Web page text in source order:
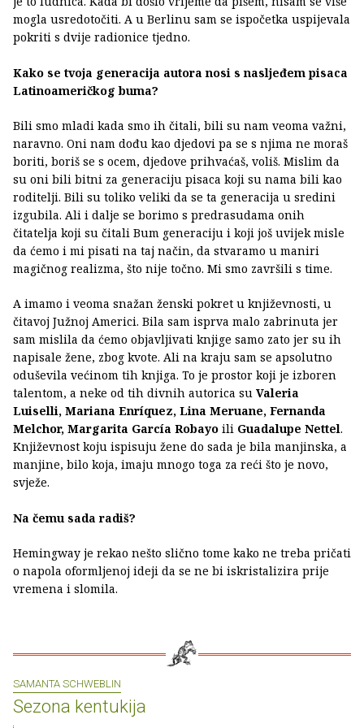
mogla usredotočiti. A u Berlinu sam se ispočetka uspijevala
pokriti s dvije radionice tjedno.
Kako se tvoja generacija autora nosi s nasljeđem pisaca
Latinoameričkog buma?
Bili smo mladi kada smo ih čitali, bili su nam veoma važni,
naravno. Oni nam dođu kao djedovi pa se s njima ne moraš
boriti, boriš se s ocem, djedove prihvaćaš, voliš. Mislim da
su oni bili bitni za generaciju pisaca koji su nama bili kao
roditelji. Bili su toliko veliki da se ta generacija u sredini
izgubila. Ali i dalje se borimo s predrasudama onih
čitatelja koji su čitali Bum generaciju i koji još uvijek misle
da ćemo i mi pisati na taj način, da stvaramo u maniri
magičnog realizma, što nije točno. Mi smo završili s time.
A imamo i veoma snažan ženski pokret u književnosti, u
čitavoj Južnoj Americi. Bila sam isprva malo zabrinuta jer
sam mislila da ćemo objavljivati knjige samo zato jer su ih
napisale žene, zbog kvote. Ali na kraju sam se apsolutno
oduševila većinom tih knjiga. To je prostor koji je izboren
talentom, a neke od tih divnih autorica su Valeria
Luiselli, Mariana Enríquez, Lina Meruane, Fernanda
Melchor, Margarita García Robayo ili Guadalupe Nettel.
Književnost koju ispisuju žene do sada je bila manjinska, a
manjine, bilo koja, imaju mnogo toga za reći što je novo,
svježe.
Na čemu sada radiš?
Hemingway je rekao nešto slično tome kako ne treba pričati
o napola oformljenoj ideji da se ne bi iskristalizira prije
vremena i slomila.
SAMANTA SCHWEBLIN
Sezona kentukija